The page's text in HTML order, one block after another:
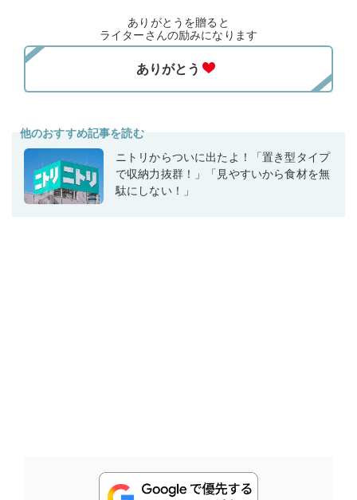
ありがとうを贈ると
ライターさんの励みになります
他のおすすめ記事を読む
ニトリからついに出たよ！「置き型タイプ
で収納力抜群！」「見やすいから食材を無
駄にしない！」